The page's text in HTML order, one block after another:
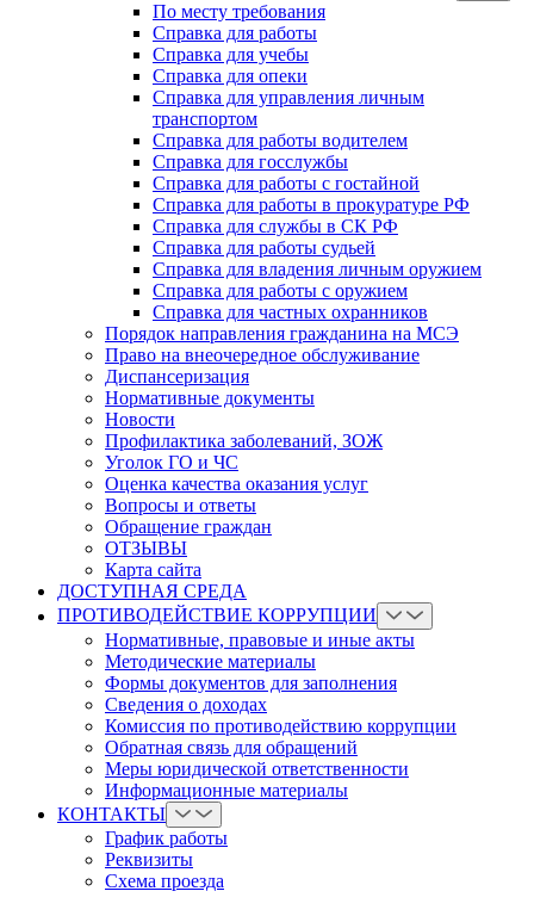
По месту требования
Справка для работы
Справка для учебы
Справка для опеки
Справка для управления личным
транспортом
Справка для работы водителем
Справка для госслужбы
Справка для работы с гостайной
Справка для работы в прокуратуре РФ
Справка для службы в СК РФ
Справка для работы судьей
Справка для владения личным оружием
Справка для работы с оружием
Справка для частных охранников
Порядок направления гражданина на МСЭ
Право на внеочередное обслуживание
Диспансеризация
Нормативные документы
Новости
Профилактика заболеваний, ЗОЖ
Уголок ГО и ЧС
Оценка качества оказания услуг
Вопросы и ответы
Обращение граждан
ОТЗЫВЫ
Карта сайта
ДОСТУПНАЯ СРЕДА
ПРОТИВОДЕЙСТВИЕ КОРРУПЦИИ
Нормативные, правовые и иные акты
Методические материалы
Формы документов для заполнения
Сведения о доходах
Комиссия по противодействию коррупции
Обратная связь для обращений
Меры юридической ответственности
Информационные материалы
КОНТАКТЫ
График работы
Реквизиты
Схема проезда